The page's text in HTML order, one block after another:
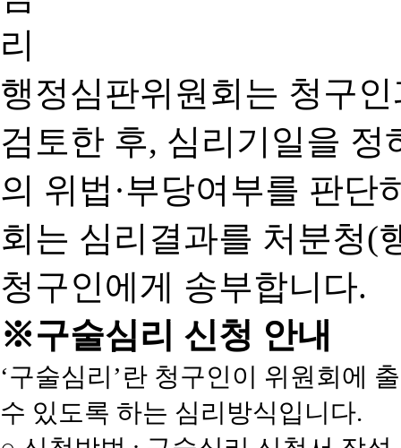
행정심판위원회는 청구
검토한 후, 심리기일을 정
의 위법·부당여부를 판단
회는 심리결과를 처분청(
청구인에게 송부합니다.
※구술심리 신청 안내
‘구술심리’란 청구인이 위원회에
수 있도록 하는 심리방식입니다.